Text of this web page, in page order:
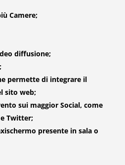
Camere;
diffusione;
permette di integrare il
sito web;
sui maggior Social, come
Twitter;
presente in sala o